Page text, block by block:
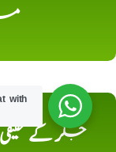
جگر کے
with